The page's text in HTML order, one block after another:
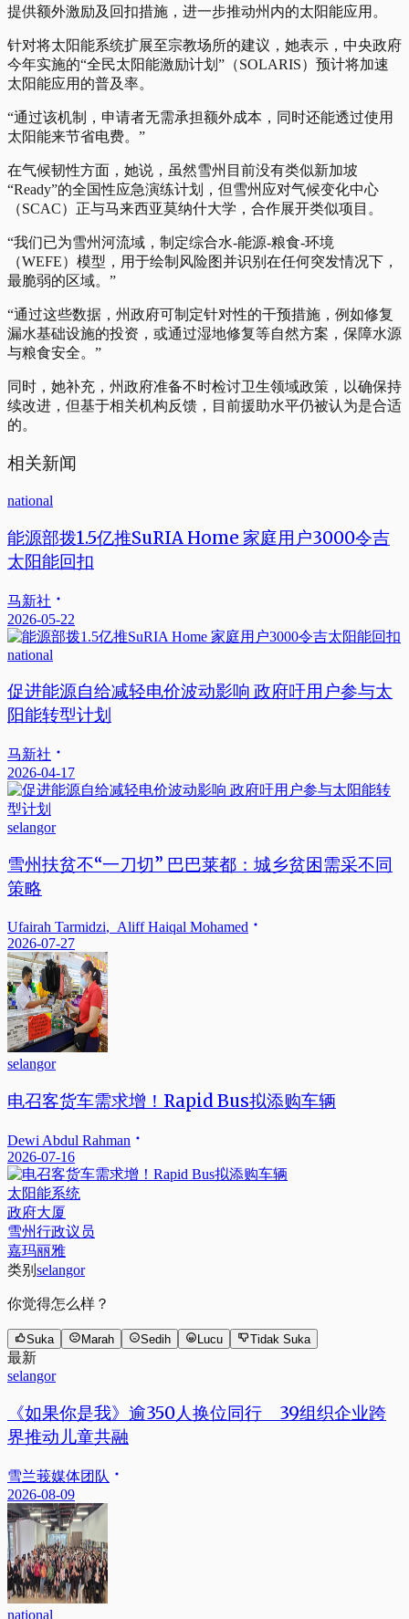
提供额外激励及回扣措施，进一步推动州内的太阳能应用。
针对将太阳能系统扩展至宗教场所的建议，她表示，中央政府
今年实施的“全民太阳能激励计划”（SOLARIS）预计将加速
太阳能应用的普及率。
“通过该机制，申请者无需承担额外成本，同时还能透过使用
太阳能来节省电费。”
在气候韧性方面，她说，虽然雪州目前没有类似新加坡
“Ready”的全国性应急演练计划，但雪州应对气候变化中心
（SCAC）正与马来西亚莫纳什大学，合作展开类似项目。
“我们已为雪州河流域，制定综合水-能源-粮食-环境
（WEFE）模型，用于绘制风险图并识别在任何突发情况下，
最脆弱的区域。”
“通过这些数据，州政府可制定针对性的干预措施，例如修复
漏水基础设施的投资，或通过湿地修复等自然方案，保障水源
与粮食安全。”
同时，她补充，州政府准备不时检讨卫生领域政策，以确保持
续改进，但基于相关机构反馈，目前援助水平仍被认为是合适
的。
相关新闻
national
能源部拨1.5亿推SuRIA Home 家庭用户3000令吉
太阳能回扣
马新社
2026-05-22
national
促进能源自给减轻电价波动影响 政府吁用户参与太
阳能转型计划
马新社
2026-04-17
selangor
雪州扶贫不“一刀切” 巴巴莱都：城乡贫困需采不同
策略
Ufairah Tarmidzi, Aliff Haiqal Mohamed
2026-07-27
selangor
电召客货车需求增！Rapid Bus拟添购车辆
Dewi Abdul Rahman
2026-07-16
太阳能系统
政府大厦
雪州行政议员
嘉玛丽雅
类别 selangor
你觉得怎么样？
Suka Marah Sedih Lucu Tidak Suka
最新
selangor
《如果你是我》逾350人换位同行 39组织企业跨
界推动儿童共融
雪兰莪媒体团队
2026-08-09
national